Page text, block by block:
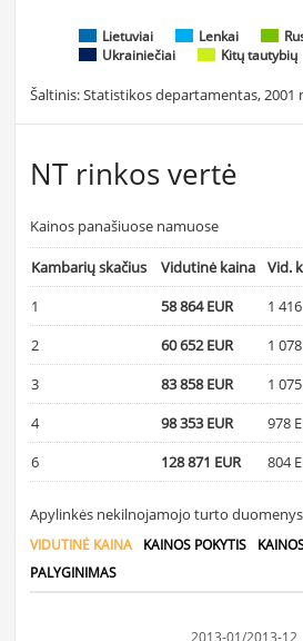
Lietuviai Lenkai
Ukrainiečiai
Kitų tautybių
Šaltinis: Statistikos departamentas, 2001
NT rinkos vertė
Kainos panašiuose namuose
Kambarių skačius Vidutinė kaina Vid.
1
58 864 EUR 1
2 60 652 EUR 1
3 83 858 EUR 1
4 98 353 EUR 978
6 128 871 EUR 804
Apylinkės nekilnojamojo turto duomenys
VIDUTINĖ KAINA KAINOS POKYTIS
PALYGINIMAS